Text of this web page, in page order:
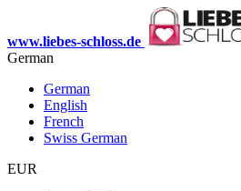
www.liebes-schloss.de
German
German
English
French
Swiss German
EUR